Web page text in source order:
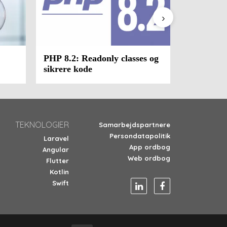
PHP 8.2: Readonly classes og
sikrere kode
›
TEKNOLOGIER
Laravel
Angular
Flutter
Kotlin
Swift
Samarbejdspartnere
Persondatapolitik
App ordbog
Web ordbog